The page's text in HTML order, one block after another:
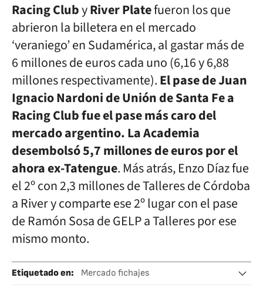
Racing ClubyRiver Platefueron los que
abrieron la billetera en el mercado
‘veraniego’ en Sudamérica, al gastar más de
6 millones de euros cada uno (6,16 y 6,88
millones respectivamente).El pase de Juan
Ignacio Nardoni de Unión de Santa Fe a
Racing Club fue el pase más caro del
mercado argentino. La Academia
desembolsó 5,7 millones de euros por el
ahora ex-Tatengue. Más atrás, Enzo Díaz fue
el 2º con 2,3 millones de Talleres de Córdoba
a River y comparte ese 2º lugar con el pase
de Ramón Sosa de GELP a Talleres por ese
mismo monto.
Etiquetado en:
Mercado fichajes